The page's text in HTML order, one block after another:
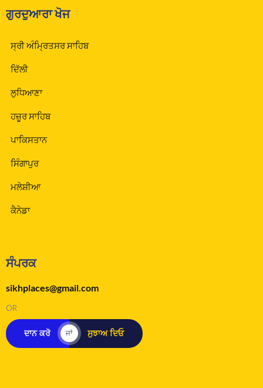
ਗੁਰਦੁਆਰਾ ਖੋਜ
ਸ੍ਰੀ ਅੰਮ੍ਰਿਤਸਰ ਸਾਹਿਬ
ਦਿੱਲੀ
ਲੁਧਿਆਣਾ
ਹਜ਼ੂਰ ਸਾਹਿਬ
ਪਾਕਿਸਤਾਨ
ਸਿੰਗਾਪੁਰ
ਮਲੇਸ਼ੀਆ
ਕੈਨੇਡਾ
ਸੰਪਰਕ
sikhplaces@gmail.com
OR
ਦਾਨ ਕਰੋ ਜਾਂ ਸੁਝਾਅ ਦਿਓ